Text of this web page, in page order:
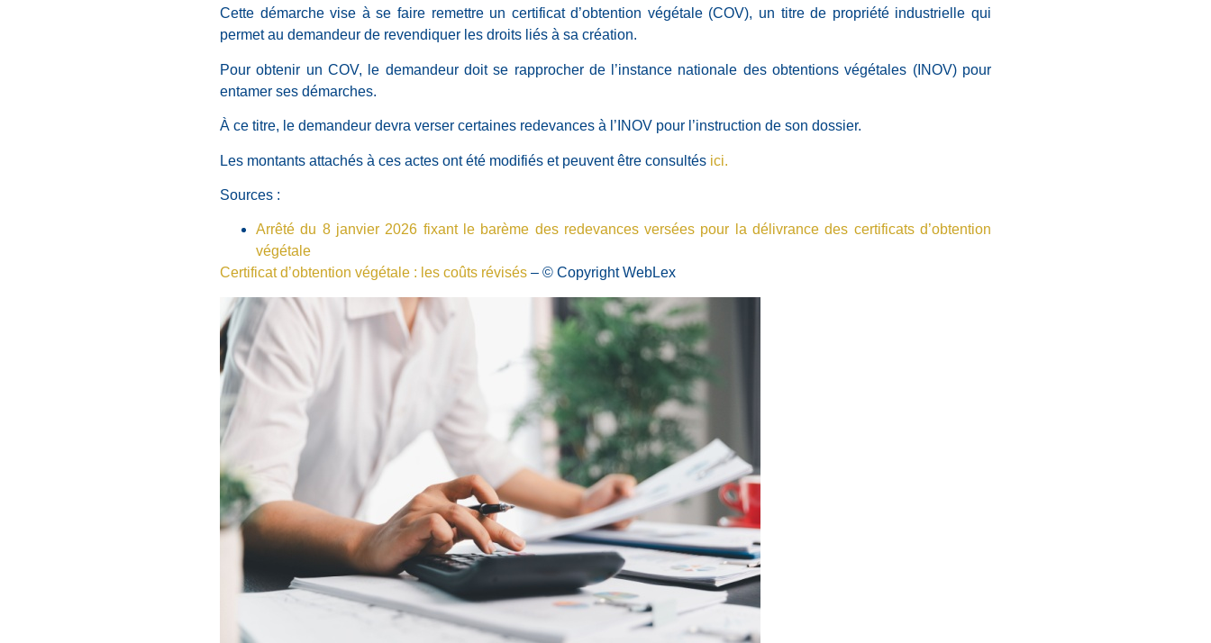
Cette démarche vise à se faire remettre un certificat d’obtention végétale (COV), un titre de propriété industrielle qui
permet au demandeur de revendiquer les droits liés à sa création.
Pour obtenir un COV, le demandeur doit se rapprocher de l’instance nationale des obtentions végétales (INOV) pour
entamer ses démarches.
À ce titre, le demandeur devra verser certaines redevances à l’INOV pour l’instruction de son dossier.
Les montants attachés à ces actes ont été modifiés et peuvent être consultés ici.
Sources :
Arrêté du 8 janvier 2026 fixant le barème des redevances versées pour la délivrance des certificats d’obtention
végétale
Certificat d’obtention végétale : les coûts révisés – © Copyright WebLex